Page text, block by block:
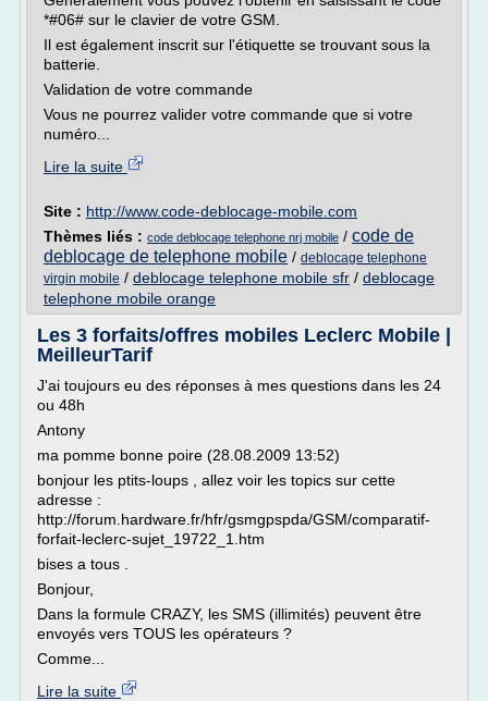
*#06# sur le clavier de votre GSM.
Il est également inscrit sur l'étiquette se trouvant sous la
batterie.
Validation de votre commande
Vous ne pourrez valider votre commande que si votre
numéro...
Lire la suite
Site : http://www.code-deblocage-mobile.com
Thèmes liés : code deblocage telephone nrj mobile / code de
deblocage de telephone mobile / deblocage telephone
virgin mobile / deblocage telephone mobile sfr / deblocage
telephone mobile orange
Les 3 forfaits/offres mobiles Leclerc Mobile |
MeilleurTarif
J'ai toujours eu des réponses à mes questions dans les 24
ou 48h
Antony
ma pomme bonne poire (28.08.2009 13:52)
bonjour les ptits-loups , allez voir les topics sur cette
adresse :
http://forum.hardware.fr/hfr/gsmgpspda/GSM/comparatif-
forfait-leclerc-sujet_19722_1.htm
bises a tous .
Bonjour,
Dans la formule CRAZY, les SMS (illimités) peuvent être
envoyés vers TOUS les opérateurs ?
Comme...
Lire la suite